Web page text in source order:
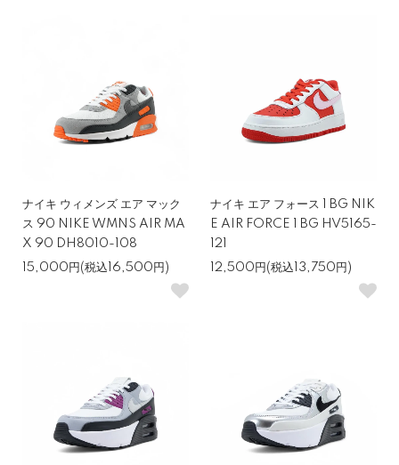
ナイキ ウィメンズ エア マック
ス 90 NIKE WMNS AIR MA
X 90 DH8010-108
15,000円(税込16,500円)
ナイキ エア フォース 1 BG NIK
E AIR FORCE 1 BG HV5165-
121
12,500円(税込13,750円)